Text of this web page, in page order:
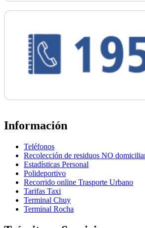
Información
Teléfonos
Recolección de residuos NO
Estadísticas Personal
Polideportivo
Recorrido online Trasporte Urbano
Tarifas Taxi
Terminal Chuy
Terminal Rocha